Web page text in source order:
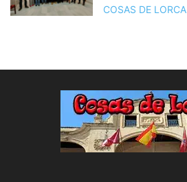
COSAS DE LORCA